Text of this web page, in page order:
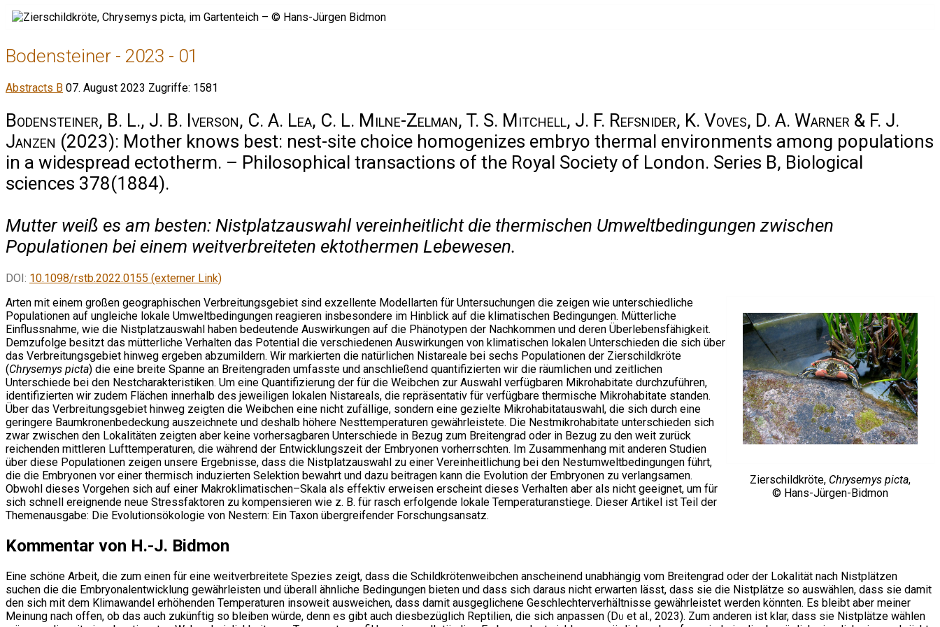
Bodensteiner - 2023 - 01
Abstracts B 07. August 2023 Zugriffe: 1581
Bodensteiner, B. L., J. B. Iverson, C. A. Lea, C. L. Milne-Zelman, T. S. Mitchell, J. F. Refsnider, K. Voves, D. A. Warner & F. J.
Janzen (2023): Mother knows best: nest-site choice homogenizes embryo thermal environments among populations
in a widespread ectotherm. – Philosophical transactions of the Royal Society of London. Series B, Biological
sciences 378(1884).
Mutter weiß es am besten: Nistplatzauswahl vereinheitlicht die thermischen Umweltbedingungen zwischen
Populationen bei einem weitverbreiteten ektothermen Lebewesen.
DOI: 10.1098/rstb.2022.0155 (externer Link)
Zierschildkröte, Chrysemys picta,
© Hans-Jürgen-Bidmon
Arten mit einem großen geographischen Verbreitungsgebiet sind exzellente Modellarten für Untersuchungen die zeigen wie unterschiedliche
Populationen auf ungleiche lokale Umweltbedingungen reagieren insbesondere im Hinblick auf die klimatischen Bedingungen. Mütterliche
Einflussnahme, wie die Nistplatzauswahl haben bedeutende Auswirkungen auf die Phänotypen der Nachkommen und deren Überlebensfähigkeit.
Demzufolge besitzt das mütterliche Verhalten das Potential die verschiedenen Auswirkungen von klimatischen lokalen Unterschieden die sich über
das Verbreitungsgebiet hinweg ergeben abzumildern. Wir markierten die natürlichen Nistareale bei sechs Populationen der Zierschildkröte
(Chrysemys picta) die eine breite Spanne an Breitengraden umfasste und anschließend quantifizierten wir die räumlichen und zeitlichen
Unterschiede bei den Nestcharakteristiken. Um eine Quantifizierung der für die Weibchen zur Auswahl verfügbaren Mikrohabitate durchzuführen,
identifizierten wir zudem Flächen innerhalb des jeweiligen lokalen Nistareals, die repräsentativ für verfügbare thermische Mikrohabitate standen.
Über das Verbreitungsgebiet hinweg zeigten die Weibchen eine nicht zufällige, sondern eine gezielte Mikrohabitatauswahl, die sich durch eine
geringere Baumkronenbedeckung auszeichnete und deshalb höhere Nesttemperaturen gewährleistete. Die Nestmikrohabitate unterschieden sich
zwar zwischen den Lokalitäten zeigten aber keine vorhersagbaren Unterschiede in Bezug zum Breitengrad oder in Bezug zu den weit zurück
reichenden mittleren Lufttemperaturen, die während der Entwicklungszeit der Embryonen vorherrschten. Im Zusammenhang mit anderen Studien
über diese Populationen zeigen unsere Ergebnisse, dass die Nistplatzauswahl zu einer Vereinheitlichung bei den Nestumweltbedingungen führt,
die die Embryonen vor einer thermisch induzierten Selektion bewahrt und dazu beitragen kann die Evolution der Embryonen zu verlangsamen.
Obwohl dieses Vorgehen sich auf einer Makroklimatischen–Skala als effektiv erweisen erscheint dieses Verhalten aber als nicht geeignet, um für
sich schnell ereignende neue Stressfaktoren zu kompensieren wie z. B. für rasch erfolgende lokale Temperaturanstiege. Dieser Artikel ist Teil der
Themenausgabe: Die Evolutionsökologie von Nestern: Ein Taxon übergreifender Forschungsansatz.
Kommentar von H.-J. Bidmon
Eine schöne Arbeit, die zum einen für eine weitverbreitete Spezies zeigt, dass die Schildkrötenweibchen anscheinend unabhängig vom Breitengrad oder der Lokalität nach Nistplätzen
suchen die die Embryonalentwicklung gewährleisten und überall ähnliche Bedingungen bieten und dass sich daraus nicht erwarten lässt, dass sie die Nistplätze so auswählen, dass sie damit
den sich mit dem Klimawandel erhöhenden Temperaturen insoweit ausweichen, dass damit ausgeglichene Geschlechterverhältnisse gewährleistet werden könnten. Es bleibt aber meiner
Meinung nach offen, ob das auch zukünftig so bleiben würde, denn es gibt auch diesbezüglich Reptilien, die sich anpassen (Du et al., 2023). Zum anderen ist klar, dass sie Nistplätze wählen